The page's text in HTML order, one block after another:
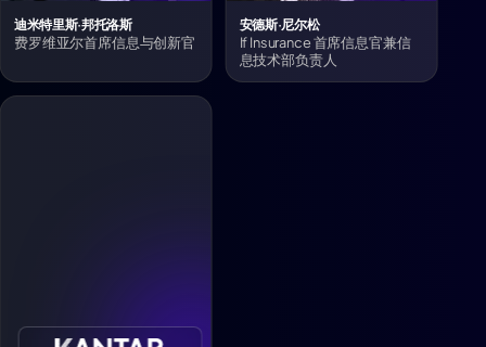
迪米特里斯·邦托洛斯
费罗维亚尔首席信息与创新官
安德斯·尼尔松
If Insurance 首席信息官兼信
息技术部负责人